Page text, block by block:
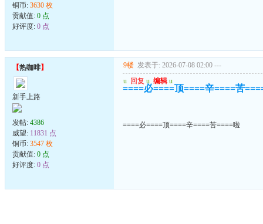
铜币: 3630 枚
贡献值: 0 点
好评度: 0 点
【热咖啡】
新手上路
发帖: 4386
威望: 11831 点
铜币: 3547 枚
贡献值: 0 点
好评度: 0 点
9楼 发表于: 2026-07-08 02:00 ---
u 回复 u 编辑 u
====必====顶====辛====苦
====必====顶====辛====苦====啦